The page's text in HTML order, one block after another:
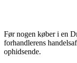
Før nogen køber i en
forhandlerens
ophidsende.